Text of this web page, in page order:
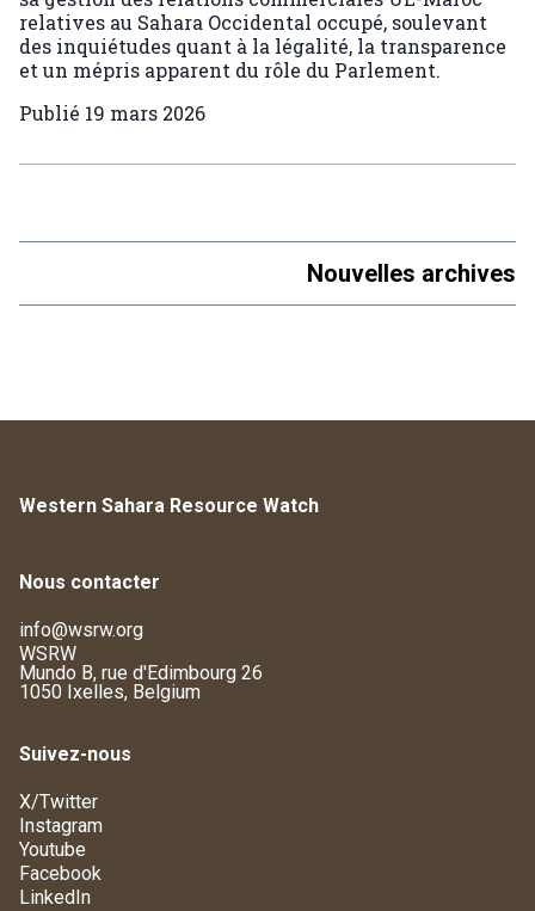
relatives au Sahara Occidental occupé, soulevant
des inquiétudes quant à la légalité, la transparence
et un mépris apparent du rôle du Parlement.
Publié 19 mars 2026
Nouvelles archives
Western Sahara Resource Watch
Nous contacter
info@wsrw.org
WSRW
Mundo B, rue d'Edimbourg 26
1050 Ixelles, Belgium
Suivez-nous
X/Twitter
Instagram
Youtube
Facebook
LinkedIn